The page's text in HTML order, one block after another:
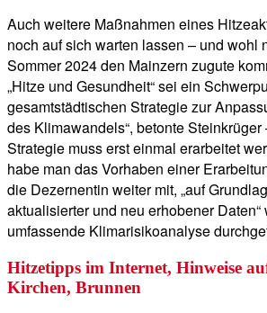
Auch weitere Maßnahmen eines
noch auf sich warten lassen – und wohl
Sommer 2024 den Mainzern zugute
„Hitze und Gesundheit“ sei ein
gesamtstädtischen Strategie zur
des Klimawandels“, betonte
Strategie muss erst einmal erarbeitet
habe man das Vorhaben einer
die Dezernentin weiter mit, „auf
aktualisierter und neu erhobener Daten“
umfassende Klimarisikoanalyse
Hitzetipps im Internet, Hinweise
Kirchen, Brunnen